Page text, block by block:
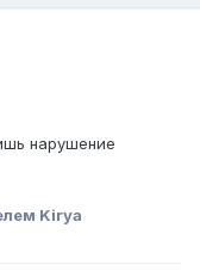
нарушение
Kirya